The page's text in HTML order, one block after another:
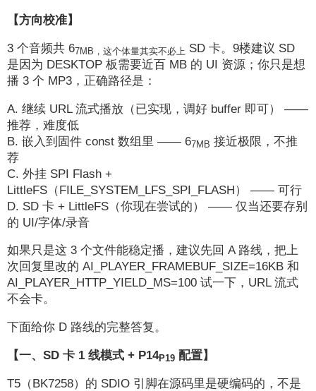
【方向校准】
3 个音频共 67MB，这个体量其实不必上 SD 卡。9楼建议 SD
是因为 DESKTOP 板需要近百 MB 的 UI 资源；你只是想
播 3 个 MP3，正确路径是：
A. 继续 URL 流式播放（已实现，调好 buffer 即可） ——
推荐，难度低
B. 嵌入到固件 const 数组里 —— 67MB 接近极限，不推
荐
C. 外挂 SPI Flash +
LittleFS（FILE_SYSTEM_LFS_SPI_FLASH） —— 可行
D. SD 卡 + LittleFS（你现在尝试的） —— 仅当还要存别
的 UI/字体/录音
如果只是这 3 个文件能稳定播，建议先回 A 路线，把上
次回复里改的 AI_PLAYER_FRAMEBUF_SIZE=16KB 和
AI_PLAYER_HTTP_YIELD_MS=100 试一下，URL 流式
不会卡。
下面给你 D 路线的完整答复。
【一、SD 卡 1 线模式 + P14P19 配置】
T5（BK7258）的 SDIO 引脚在源码里是硬编码的，不是